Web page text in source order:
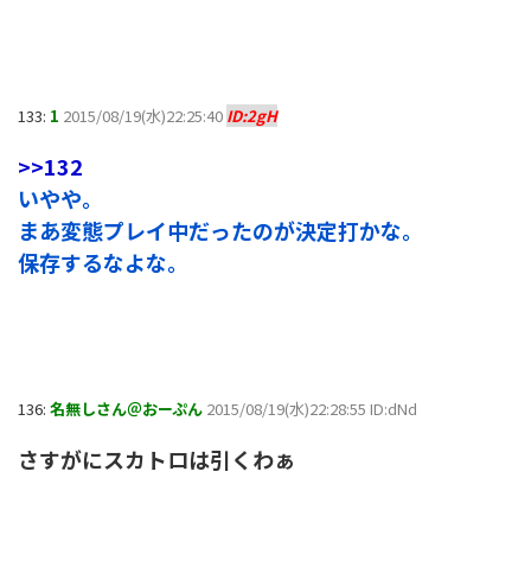
133: 1 2015/08/19(水)22:25:40 ID:2gH
>>132
いやや。
まあ変態プレイ中だったのが決定打かな。
保存するなよな。
136: 名無しさん＠おーぷん 2015/08/19(水)22:28:55 ID:dNd
さすがにスカトロは引くわぁ